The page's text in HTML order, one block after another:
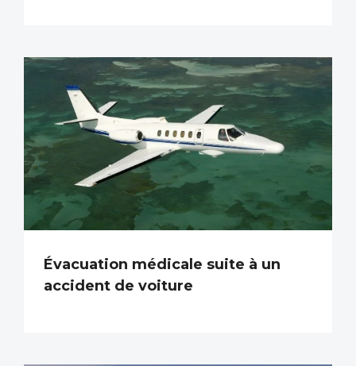
Évacuation médicale suite à un
accident de voiture